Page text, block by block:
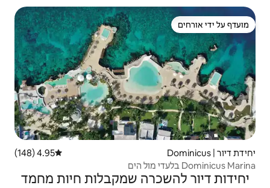
דירוג ממוצע של 4.95 מתוך 5, 148 ביקורות
4.95 (148)
שמקבלות חיות מחמד